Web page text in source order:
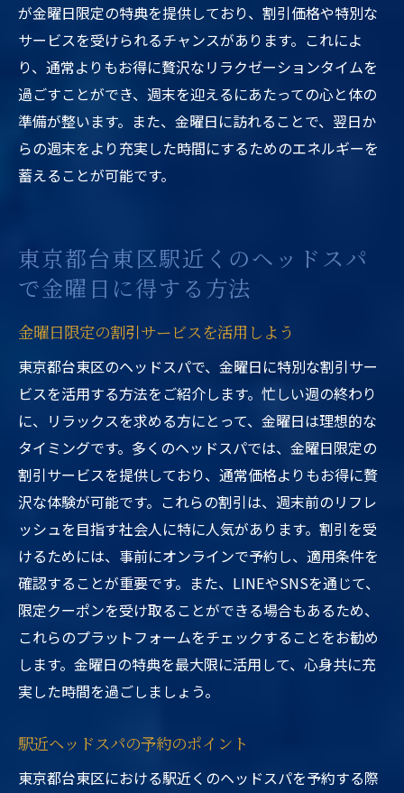
が金曜日限定の特典を提供しており、割引価格や特別な
サービスを受けられるチャンスがあります。これによ
り、通常よりもお得に贅沢なリラクゼーションタイムを
過ごすことができ、週末を迎えるにあたっての心と体の
準備が整います。また、金曜日に訪れることで、翌日か
らの週末をより充実した時間にするためのエネルギーを
蓄えることが可能です。
東京都台東区駅近くのヘッドスパ
で金曜日に得する方法
金曜日限定の割引サービスを活用しよう
東京都台東区のヘッドスパで、金曜日に特別な割引サー
ビスを活用する方法をご紹介します。忙しい週の終わり
に、リラックスを求める方にとって、金曜日は理想的な
タイミングです。多くのヘッドスパでは、金曜日限定の
割引サービスを提供しており、通常価格よりもお得に贅
沢な体験が可能です。これらの割引は、週末前のリフレ
ッシュを目指す社会人に特に人気があります。割引を受
けるためには、事前にオンラインで予約し、適用条件を
確認することが重要です。また、LINEやSNSを通じて、
限定クーポンを受け取ることができる場合もあるため、
これらのプラットフォームをチェックすることをお勧め
します。金曜日の特典を最大限に活用して、心身共に充
実した時間を過ごしましょう。
駅近ヘッドスパの予約のポイント
東京都台東区における駅近くのヘッドスパを予約する際